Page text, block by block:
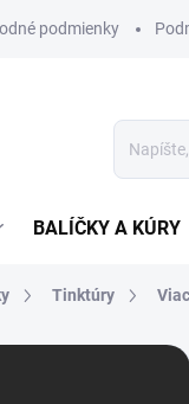
podmienky
BALÍČKY A KÚRY
Tinktúry